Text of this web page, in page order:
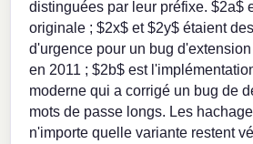
distinguées par leur préfixe. $2a$
originale ; $2x$ et $2y$ étaient
d'urgence pour un bug
en 2011 ; $2b$ est
moderne qui a corrigé un bug de
mots de passe longs. Les
n'importe quelle variante restent